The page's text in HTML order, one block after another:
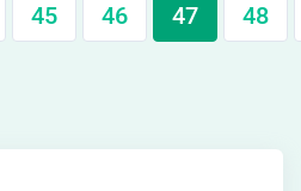
45 46 47 48